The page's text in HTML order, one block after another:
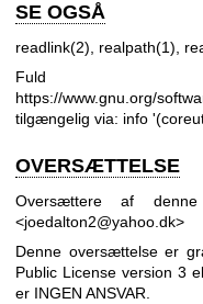
SE OGSÅ
readlink(2) realpath(1)
Fuld
https://www.gnu.org/
tilgængelig via: info
OVERSÆTTELSE
Oversættere af
<joedalton2@yahoo.dk>
Denne oversættelse er
Public License version 3
er INGEN ANSVAR.